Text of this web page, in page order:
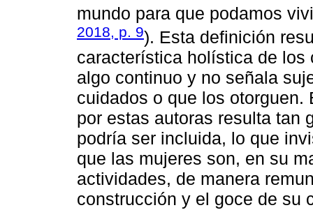
mundo para que podamos
2018, p. 9). Esta definición
característica holística de los
algo continuo y no señala
cuidados o que los
por estas autoras resulta tan
podría ser incluida, lo que
que las mujeres son, en su
actividades, de manera
construcción y el goce de su